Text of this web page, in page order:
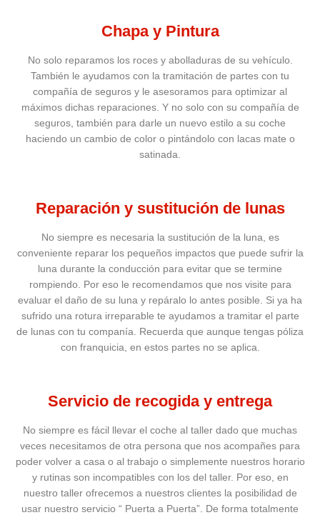
Chapa y Pintura
No solo reparamos los roces y abolladuras de su vehículo.
También le ayudamos con la tramitación de partes con tu
compañía de seguros y le asesoramos para optimizar al
máximos dichas reparaciones. Y no solo con su compañía de
seguros, también para darle un nuevo estilo a su coche
haciendo un cambio de color o pintándolo con lacas mate o
satinada.
Reparación y sustitución de lunas
No siempre es necesaria la sustitución de la luna, es
conveniente reparar los pequeños impactos que puede sufrir la
luna durante la conducción para evitar que se termine
rompiendo. Por eso le recomendamos que nos visite para
evaluar el daño de su luna y repáralo lo antes posible. Si ya ha
sufrido una rotura irreparable te ayudamos a tramitar el parte
de lunas con tu companía. Recuerda que aunque tengas póliza
con franquicia, en estos partes no se aplica.
Servicio de recogida y entrega
No siempre es fácil llevar el coche al taller dado que muchas
veces necesitamos de otra persona que nos acompañes para
poder volver a casa o al trabajo o simplemente nuestros horario
y rutinas son incompatibles con los del taller. Por eso, en
nuestro taller ofrecemos a nuestros clientes la posibilidad de
usar nuestro servicio “ Puerta a Puerta”. De forma totalmente